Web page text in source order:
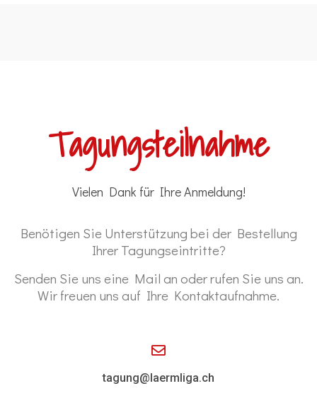
Tagungsteilnahme
Vielen Dank für Ihre Anmeldung!
Benötigen Sie Unterstützung bei der Bestellung
Ihrer Tagungseintritte?
Senden Sie uns eine Mail an oder rufen Sie uns an.
Wir freuen uns auf Ihre Kontaktaufnahme.
tagung@laermliga.ch